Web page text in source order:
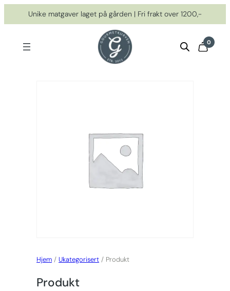
til
Unike matgaver laget på gården | Fri frakt over 1200,-
0
Hjem /Ukategorisert / Produkt
Produkt